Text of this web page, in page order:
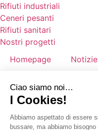
Rifiuti industriali
Ceneri pesanti
Rifiuti sanitari
Nostri progetti
Homepage
Notizie
Reclutamento